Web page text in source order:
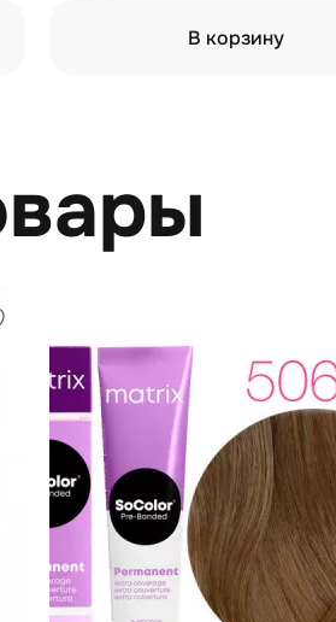
В корзину